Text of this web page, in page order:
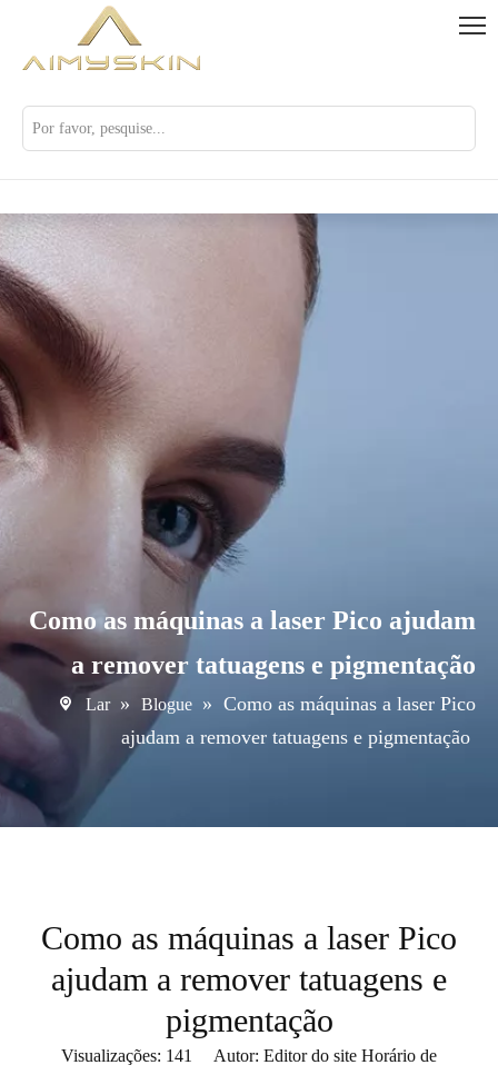
Como as máquinas a laser Pico ajudam
a remover tatuagens e pigmentação
Lar » Blogue » Como as máquinas a laser Pico
ajudam a remover tatuagens e pigmentação
Como as máquinas a laser Pico
ajudam a remover tatuagens e
pigmentação
Visualizações: 141
Autor: Editor do site Horário de